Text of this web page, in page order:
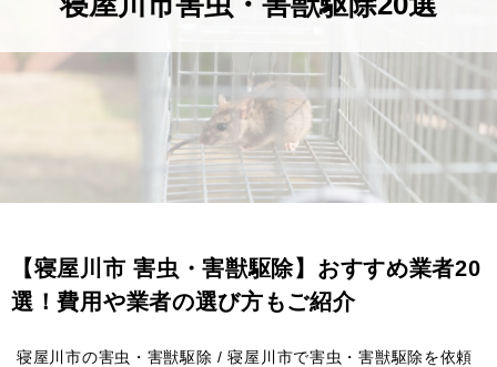
【寝屋川市 害虫・害獣駆除】おすすめ業者20
選！費用や業者の選び方もご紹介
寝屋川市の害虫・害獣駆除 / 寝屋川市で害虫・害獣駆除を依頼